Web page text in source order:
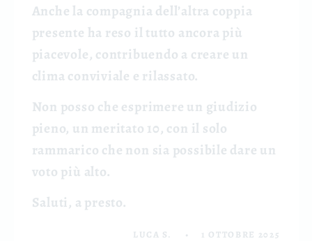
Anche la compagnia dell’altra coppia
presente ha reso il tutto ancora più
piacevole, contribuendo a creare un
clima conviviale e rilassato.
Non posso che esprimere un giudizio
pieno, un meritato 10, con il solo
rammarico che non sia possibile dare un
voto più alto.
Saluti, a presto.
LUCA S. 1 OTTOBRE 2025